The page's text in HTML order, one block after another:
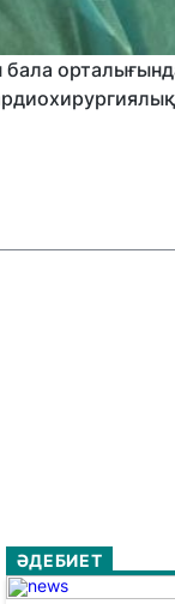
бала
ӘДЕБИЕТ